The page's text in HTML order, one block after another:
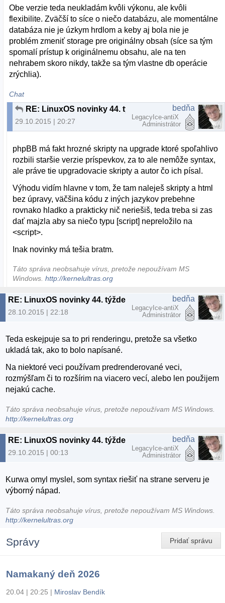
Obe verzie teda neukladám kvôli výkonu, ale kvôli
flexibilite. Zväčší to síce o niečo databázu, ale momentálne
databáza nie je úzkym hrdlom a keby aj bola nie je
problém zmeniť storage pre originálny obsah (síce sa tým
spomalí prístup k originálnemu obsahu, ale na ten
nehrabem skoro nikdy, takže sa tým vlastne db operácie
zrýchlia).
Chat
29.10.2015 | 20:27
bedňa
LegacyIce-antiX
Administrátor
phpBB má fakt hrozné skripty na upgrade ktoré spoľahlivo
rozbili staršie verzie príspevkov, za to ale nemôže syntax,
ale práve tie upgradovacie skripty a autor čo ich písal.
Výhodu vidím hlavne v tom, že tam naleješ skripty a html
bez úpravy, väčšina kódu z iných jazykov prebehne
rovnako hladko a prakticky nič neriešiš, teda treba si zas
dať majzla aby sa niečo typu [script] nepreložilo na
<script>.
Inak novinky má tešia bratm.
Táto správa neobsahuje vírus, pretože nepoužívam MS
Windows.http://kernelultras.org
28.10.2015 | 22:18
bedňa
LegacyIce-antiX
Administrátor
Teda eskejpuje sa to pri renderingu, pretože sa všetko
ukladá tak, ako to bolo napísané.
Na niektoré veci používam predrenderované veci,
rozmýšľam či to rozšírim na viacero vecí, alebo len použijem
nejakú cache.
Táto správa neobsahuje vírus, pretože nepoužívam MS Windows.
http://kernelultras.org
29.10.2015 | 00:13
bedňa
LegacyIce-antiX
Administrátor
Kurwa omyl myslel, som syntax riešiť na strane serveru je
výborný nápad.
Táto správa neobsahuje vírus, pretože nepoužívam MS Windows.
http://kernelultras.org
Pridať správu
Správy
Namakaný deň 2026
20.04 | 20:25 | Miroslav Bendík